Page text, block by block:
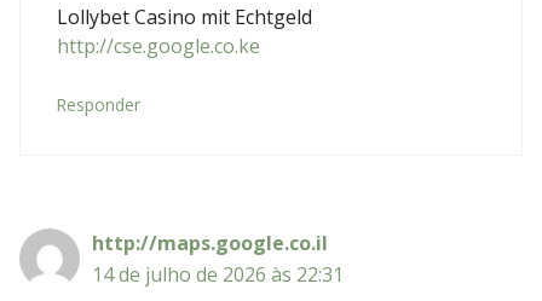
Lollybet Casino mit Echtgeld
http://cse.google.co.ke
Responder
http://maps.google.co.il
14 de julho de 2026 às 22:31